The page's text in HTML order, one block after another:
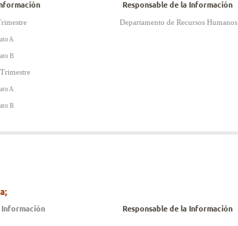
Responsable de la Información
A
B
A
B
Departamento de Recursos Humanos
Información Responsable de la Información